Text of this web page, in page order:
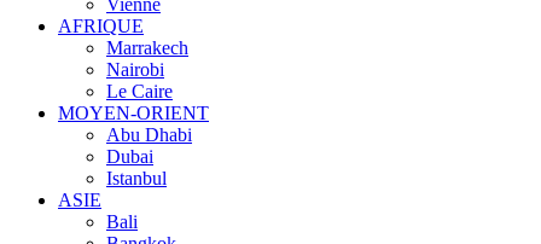
Vienne
AFRIQUE
Marrakech
Nairobi
Le Caire
MOYEN-ORIENT
Abu Dhabi
Dubai
Istanbul
ASIE
Bali